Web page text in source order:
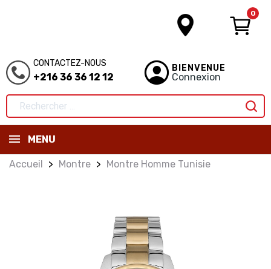
0
CONTACTEZ-NOUS
+216 36 36 12 12
BIENVENUE
Connexion
MENU
Accueil Montre Montre Homme Tunisie